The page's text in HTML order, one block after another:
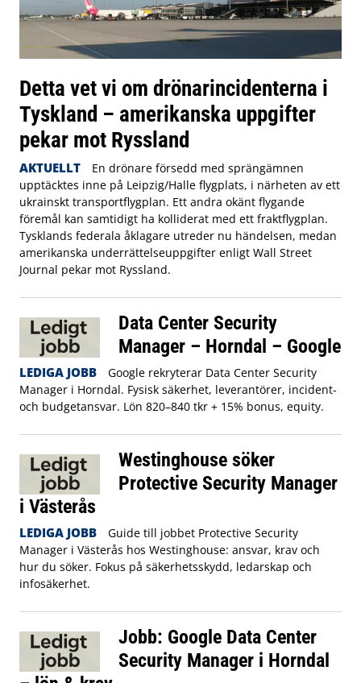
Detta vet vi om drönarincidenterna i
Tyskland – amerikanska uppgifter
pekar mot Ryssland
AKTUELLT
En drönare försedd med sprängämnen
upptäcktes inne på Leipzig/Halle flygplats, i närheten av ett
ukrainskt transportflygplan. Ett andra okänt flygande
föremål kan samtidigt ha kolliderat med ett fraktflygplan.
Tysklands federala åklagare utreder nu händelsen, medan
amerikanska underrättelseuppgifter enligt Wall Street
Journal pekar mot Ryssland.
Data Center Security
Manager – Horndal – Google
LEDIGA JOBB
Google rekryterar Data Center Security
Manager i Horndal. Fysisk säkerhet, leverantörer, incident-
och budgetansvar. Lön 820–840 tkr + 15% bonus, equity.
Westinghouse söker
Protective Security Manager
i Västerås
LEDIGA JOBB
Guide till jobbet Protective Security
Manager i Västerås hos Westinghouse: ansvar, krav och
hur du söker. Fokus på säkerhetsskydd, ledarskap och
infosäkerhet.
Jobb: Google Data Center
Security Manager i Horndal